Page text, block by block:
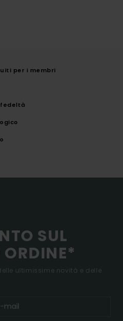
per i membri
SUL
ultimissime novità e delle